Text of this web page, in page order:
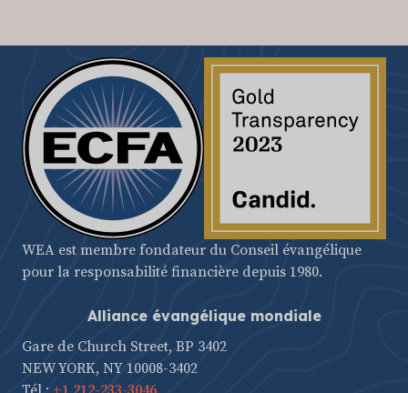
WEA est membre fondateur du Conseil évangélique
pour la responsabilité financière depuis 1980.
Alliance évangélique mondiale
Gare de Church Street, BP 3402
NEW YORK, NY 10008-3402